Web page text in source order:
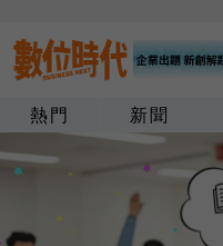
熱門 新聞